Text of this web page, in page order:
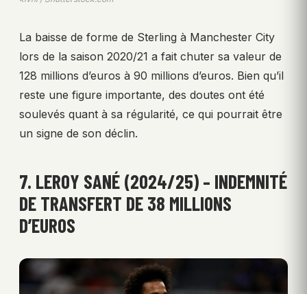
La baisse de forme de Sterling à Manchester City
lors de la saison 2020/21 a fait chuter sa valeur de
128 millions d’euros à 90 millions d’euros. Bien qu’il
reste une figure importante, des doutes ont été
soulevés quant à sa régularité, ce qui pourrait être
un signe de son déclin.
7. LEROY SANÉ (2024/25) – INDEMNITÉ
DE TRANSFERT DE 38 MILLIONS
D’EUROS